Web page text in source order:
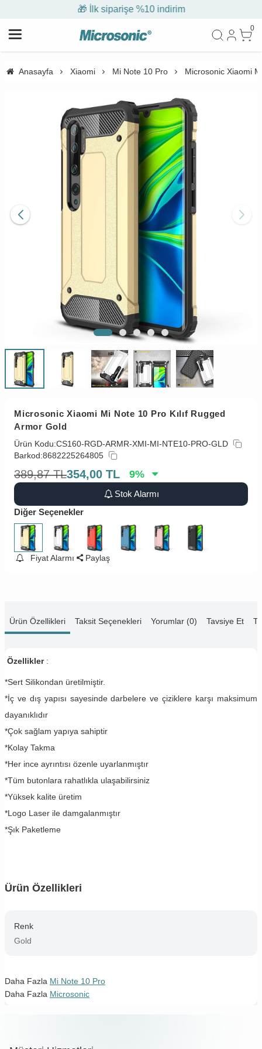
🎁 İlk siparişe %10 indirim
0
Anasayfa Xiaomi Mi Note 10 Pro Microsonic Xiaomi
Microsonic Xiaomi Mi Note 10 Pro Kılıf Rugged
Armor Gold
Ürün Kodu:CS160-RGD-ARMR-XMI-MI-NTE10-PRO-GLD
Barkod:8682225264805
389,87 TL354,00 TL 9%
Stok Alarmı
Diğer Seçenekler
Fiyat Alarmı Paylaş
Ürün Özellikleri Taksit Seçenekleri Yorumlar (0) Tavsiye Et
Özellikler :
*Sert Silikondan üretilmiştir.
*İç ve dış yapısı sayesinde darbelere ve çiziklere karşı maksimum
dayanıklıdır
*Çok sağlam yapıya sahiptir
*Kolay Takma
*Her ince ayrıntısı özenle uyarlanmıştır
*Tüm butonlara rahatlıkla ulaşabilirsiniz
*Yüksek kalite üretim
*Logo Laser ile damgalanmıştır
*Şık Paketleme
Ürün Özellikleri
Renk
Gold
Daha Fazla Mi Note 10 Pro
Daha Fazla Microsonic